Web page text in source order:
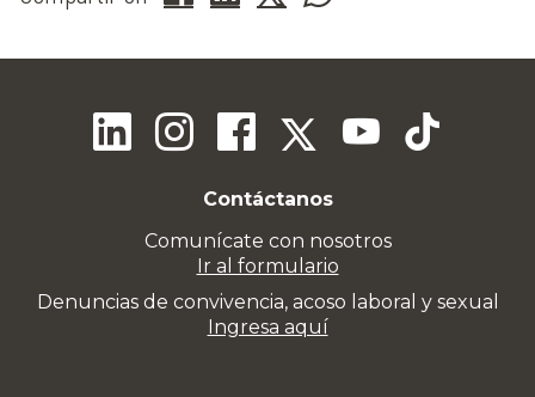
Contáctanos
Comunícate con nosotros
Ir al formulario
Denuncias de convivencia, acoso laboral y sexual
Ingresa aquí